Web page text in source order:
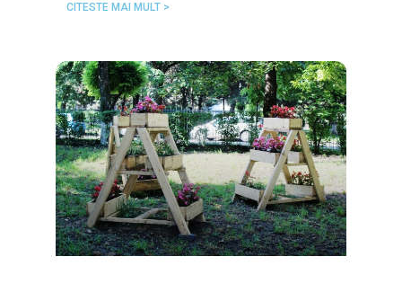
CITESTE MAI MULT >